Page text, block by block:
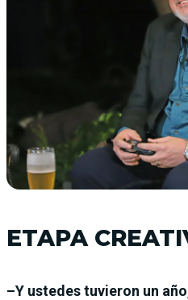
ETAPA
–Y ustedes tuvieron un